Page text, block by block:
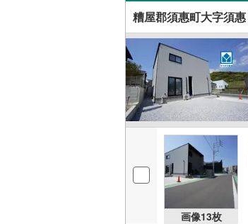
糟屋郡須惠町大字須惠
画像13枚